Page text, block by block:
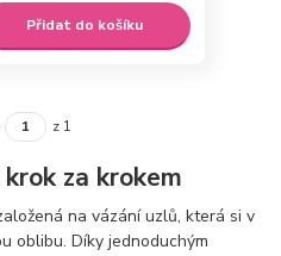
Přidat do košíku
z 1
za krokem
na vázání uzlů, která si v
oblibu. Díky jednoduchým